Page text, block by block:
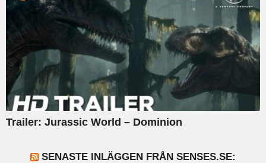
Trailer: Jurassic World – Dominion
SENASTE INLÄGGEN FRÅN SENSES.SE: